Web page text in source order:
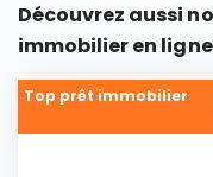
Découvrez aussi
immobilier en ligne
Top prêt immobilier